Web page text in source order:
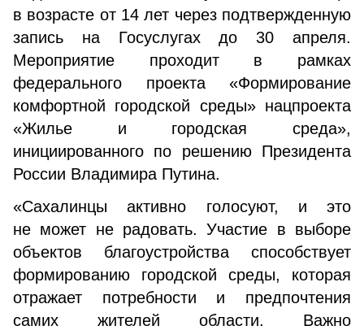
в возрасте от 14 лет через подтвержденную
запись на Госуслугах до 30 апреля.
Мероприятие проходит в рамках
федерального проекта «Формирование
комфортной городской среды» нацпроекта
«Жилье и городская среда»,
инициированного по решению Президента
России Владимира Путина.
«Сахалинцы активно голосуют, и это
не может не радовать. Участие в выборе
объектов благоустройства способствует
формированию городской среды, которая
отражает потребности и предпочтения
самих жителей области. Важно